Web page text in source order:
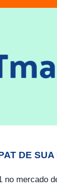
DE
no mercado